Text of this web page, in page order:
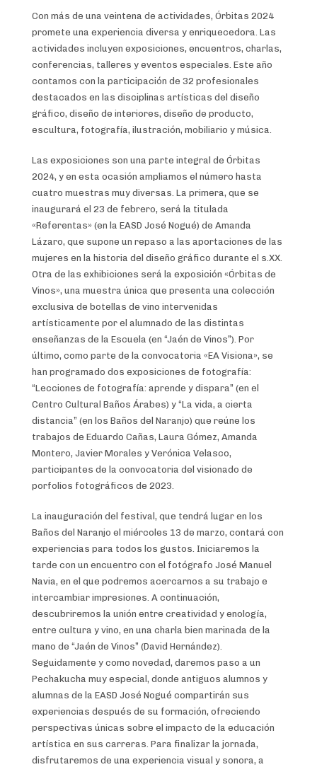
Con más de una veintena de actividades, Órbitas 2024
promete una experiencia diversa y enriquecedora. Las
actividades incluyen exposiciones, encuentros, charlas,
conferencias, talleres y eventos especiales. Este año
contamos con la participación de 32 profesionales
destacados en las disciplinas artísticas del diseño
gráfico, diseño de interiores, diseño de producto,
escultura, fotografía, ilustración, mobiliario y música.
Las exposiciones son una parte integral de Órbitas
2024, y en esta ocasión ampliamos el número hasta
cuatro muestras muy diversas. La primera, que se
inaugurará el 23 de febrero, será la titulada
«Referentas» (en la EASD José Nogué) de Amanda
Lázaro, que supone un repaso a las aportaciones de las
mujeres en la historia del diseño gráfico durante el s.XX.
Otra de las exhibiciones será la exposición «Órbitas de
Vinos», una muestra única que presenta una colección
exclusiva de botellas de vino intervenidas
artísticamente por el alumnado de las distintas
enseñanzas de la Escuela (en “Jaén de Vinos”). Por
último, como parte de la convocatoria «EA Visiona», se
han programado dos exposiciones de fotografía:
“Lecciones de fotografía: aprende y dispara” (en el
Centro Cultural Baños Árabes) y “La vida, a cierta
distancia” (en los Baños del Naranjo) que reúne los
trabajos de Eduardo Cañas, Laura Gómez, Amanda
Montero, Javier Morales y Verónica Velasco,
participantes de la convocatoria del visionado de
porfolios fotográficos de 2023.
La inauguración del festival, que tendrá lugar en los
Baños del Naranjo el miércoles 13 de marzo, contará con
experiencias para todos los gustos. Iniciaremos la
tarde con un encuentro con el fotógrafo José Manuel
Navia, en el que podremos acercarnos a su trabajo e
intercambiar impresiones. A continuación,
descubriremos la unión entre creatividad y enología,
entre cultura y vino, en una charla bien marinada de la
mano de “Jaén de Vinos” (David Hernández).
Seguidamente y como novedad, daremos paso a un
Pechakucha muy especial, donde antiguos alumnos y
alumnas de la EASD José Nogué compartirán sus
experiencias después de su formación, ofreciendo
perspectivas únicas sobre el impacto de la educación
artística en sus carreras. Para finalizar la jornada,
disfrutaremos de una experiencia visual y sonora, a